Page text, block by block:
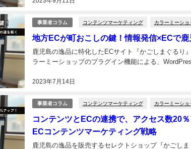
事業者コラム コンテンツマーケティング カラーミーショ
地方ECが町おこしの鍵！情報発信×ECで
2023年7月14日
鹿児島の逸品に特化したECサイト『かごしまぐるり
ラーミーショップのプラグイン機能による、
事業者コラム コンテンツマーケティング カラーミーショ
コンテンツとECの連携で、アクセス数20
ECコンテンツマーケティング戦略
鹿児島の逸品を販売するセレクトショップ『かごし